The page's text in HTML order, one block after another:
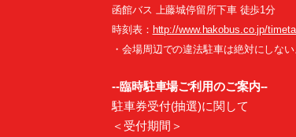
函館バス 上藤城停留所下車 徒歩1分
時刻表： http://www.hakobus.co.jp/
・会場周辺での違法駐車は絶対にしな
--臨時駐車場ご利用のご案内--
駐車券受付(抽選)に関して
＜受付期間＞